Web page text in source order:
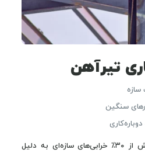
تیرآهن
سازه
سنگین
طبق گزارش AWS 2024، بیش از ۳۰٪ خرابی‌های سازه‌ای به دلیل